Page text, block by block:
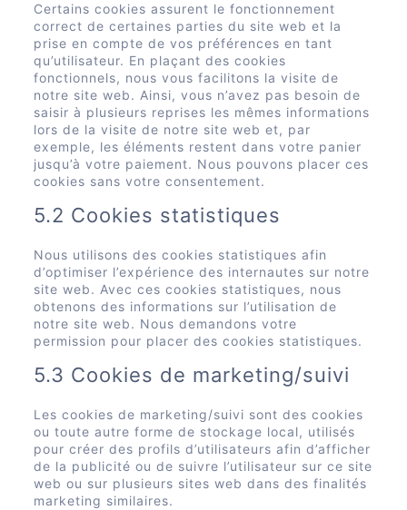
Certains cookies assurent le fonctionnement
correct de certaines parties du site web et la
prise en compte de vos préférences en tant
qu’utilisateur. En plaçant des cookies
fonctionnels, nous vous facilitons la visite de
notre site web. Ainsi, vous n’avez pas besoin de
saisir à plusieurs reprises les mêmes informations
lors de la visite de notre site web et, par
exemple, les éléments restent dans votre panier
jusqu’à votre paiement. Nous pouvons placer ces
cookies sans votre consentement.
5.2 Cookies statistiques
Nous utilisons des cookies statistiques afin
d’optimiser l’expérience des internautes sur notre
site web. Avec ces cookies statistiques, nous
obtenons des informations sur l’utilisation de
notre site web. Nous demandons votre
permission pour placer des cookies statistiques.
5.3 Cookies de marketing/suivi
Les cookies de marketing/suivi sont des cookies
ou toute autre forme de stockage local, utilisés
pour créer des profils d’utilisateurs afin d’afficher
de la publicité ou de suivre l’utilisateur sur ce site
web ou sur plusieurs sites web dans des finalités
marketing similaires.